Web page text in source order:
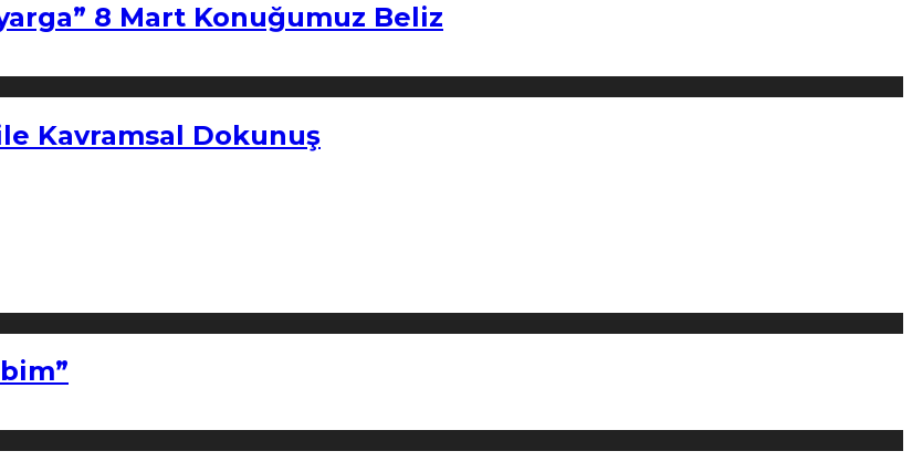
8 Mart Konuğumuz Beliz
Kavramsal Dokunuş